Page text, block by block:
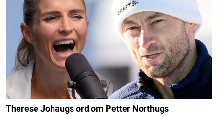
Therese Johaugs ord om Petter Northugs